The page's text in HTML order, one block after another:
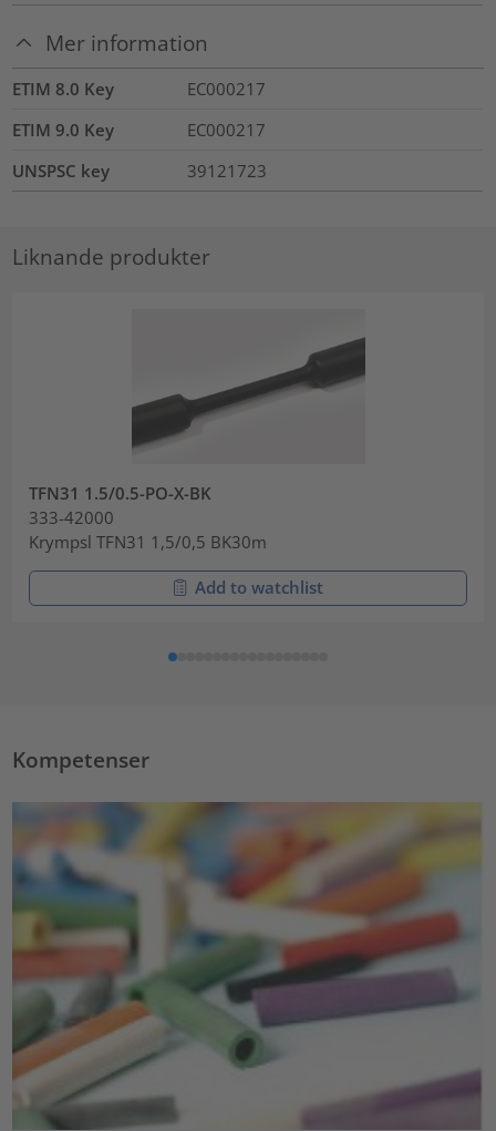
Mer information
ETIM 8.0 Key
EC000217
ETIM 9.0 Key
EC000217
UNSPSC key
39121723
Liknande produkter
TFN31 1.5/0.5-PO-X-BK
333-42000
Krympsl TFN31 1,5/0,5 BK30m
Add to watchlist
Kompetenser